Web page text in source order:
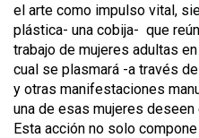
el arte como impulso vital,
plástica- una cobija- que
trabajo de mujeres adultas
cual se plasmará -a través
y otras manifestaciones
una de esas mujeres deseen
Esta acción no solo